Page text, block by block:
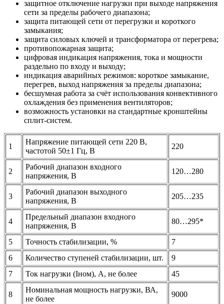
защитное отключение нагрузки при выходе напряжения
сети за пределы рабочего диапазона;
защита питающей сети от перегрузки и короткого
замыкания;
защита силовых ключей и трансформатора от перегрева;
противопожарная защита;
цифровая индикация напряжения, тока и мощности
раздельно по входу и выходу;
индикация аварийных режимов: короткое замыкание,
перегрев, выход напряжения за пределы диапазона;
бесшумная работа за счёт использования конвективного
охлаждения без применения вентиляторов;
возможность установки на стандартные кронштейны
сплит-систем.
1
Напряжение питающей сети 220 В,
частотой 50±1 Гц, В
220
2
Рабочий диапазон входного
напряжения, В
120…280
3
Рабочий диапазон выходного
напряжения, В
205…235
4
Предельный диапазон входного
напряжения, В
80…295*
5 Точность стабилизации, %
7
6
Количество ступеней стабилизации, шт.
9
7
Ток нагрузки (Iном), A, не более 45
8
Номинальная мощность нагрузки, ВА,
не более
9000